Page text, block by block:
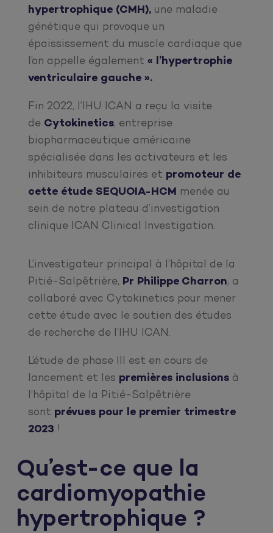
hypertrophique (CMH), une maladie
génétique qui provoque un
épaississement du muscle cardiaque que
l’on appelle également« l’hypertrophie
ventriculaire gauche ».
Fin 2022, l’IHU ICAN a reçu la visite
de Cytokinetics, entreprise
biopharmaceutique américaine
spécialisée dans les activateurs et les
inhibiteurs musculaires et promoteur de
cette étude SEQUOIA-HCM menée au
sein de notre plateau d’investigation
clinique ICAN Clinical Investigation.
L’investigateur principal à l’hôpital de la
Pitié-Salpêtrière, Pr Philippe Charron, a
collaboré avec Cytokinetics pour mener
cette étude avec le soutien des études
de recherche de l’IHU ICAN.
L’étude de phase III est en cours de
lancement et les premières inclusions à
l’hôpital de la Pitié-Salpêtrière
sont prévues pour le premier trimestre
2023 !
Qu’est-ce que la
cardiomyopathie
hypertrophique ?